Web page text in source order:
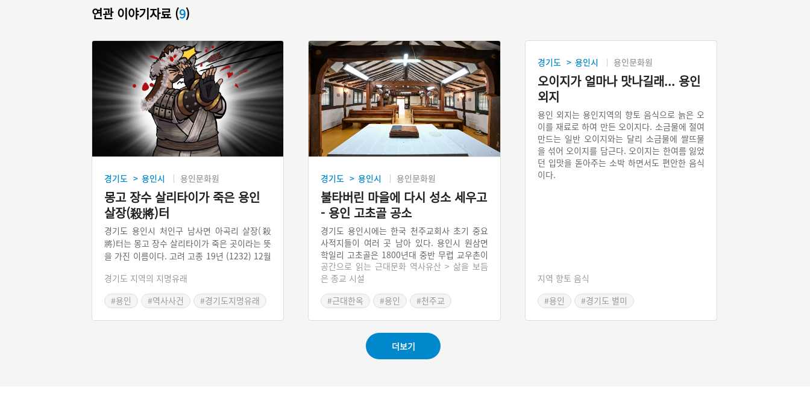
연관 이야기자료 (9)
경기도 > 용인시 용인문화원
몽고 장수 살리타이가 죽은 용인
살장(殺將)터
경기도 용인시 처인구 남사면 아곡리 살장(殺
將)터는 몽고 장수 살리타이가 죽은 곳이라는 뜻
을 가진 이름이다. 고려 고종 19년 (1232) 12월
까지 침범했으나 우리 의병들이 몽고 장수 살리
타이의 눈을 화살로 맞춰 전사시키고 몽고군을
물리쳤다.
경기도 지역의 지명유래
#용인
#역사사건 #경기도지명유래
경기도 > 용인시 용인문화원
불타버린 마을에 다시 성소 세우고
- 용인 고초골 공소
경기도 용인시에는 한국 천주교회사 초기 중요
사적지들이 여러 곳 남아 있다. 용인시 원삼면
학일리 고초골은 1800년대 중반 무렵 교우촌이
형성된 지역이다. 고초골에서 쌍령산을 넘으면
안성시 양성면 미리내 성지다. 미리내에 숨어 살
정된다. 고초골 북쪽인 용인시 양지면 남곡리 은
당시 최소 5명의 순교자가 나왔고, 마을은 불태
워져 잿더미가 되었다. 그러나 교우촌은 다시 복
구되었고, 1891년 무렵 인근 이주택 장군 고택
공간으로 읽는 근대문화 역사유산 > 삶을 보듬
은 종교 시설
#근대한옥
#용인
#천주교
경기도 > 용인시 용인문화원
오이지가 얼마나 맛나길래... 용인
외지
용인 외지는 용인지역의 향토 음식으로 늙은 오
이를 재료로 하여 만든 오이지다. 소금물에 절여
만드는 일반 오이지와는 달리 소금물에 쌀뜨물
을 섞어 오이지를 담근다. 오이지는 한여름 잃었
던 입맛을 돋아주는 소박 하면서도 편안한 음식
이다.
지역 향토 음식
#용인
#경기도 별미
더보기